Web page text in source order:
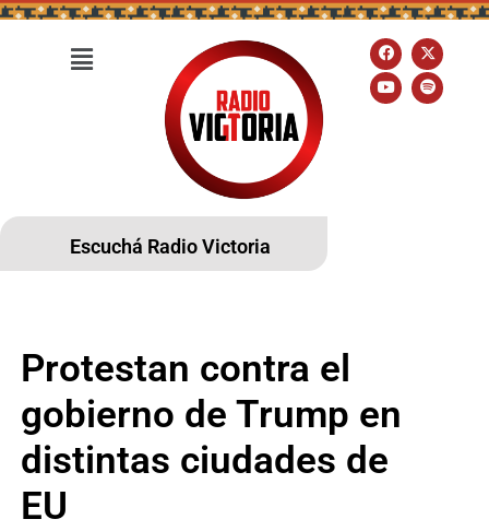
Escuchá Radio Victoria
Protestan contra el
gobierno de Trump en
distintas ciudades de
EU